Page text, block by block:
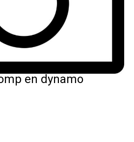
en dynamo